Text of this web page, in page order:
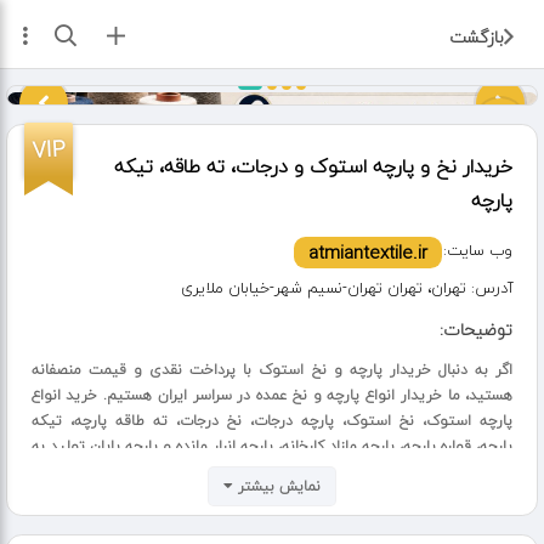
بازگشت ثبت آگهی
VIP
خریدار نخ و پارچه استوک و درجات، ته طاقه، تیکه
پارچه
:وب سایت atmiantextile.ir
آدرس: تهران، تهران تهران-نسیم شهر-خیابان ملایری
توضیحات:
اگر به دنبال خریدار پارچه و نخ استوک با پرداخت نقدی و قیمت منصفانه
هستید، ما خریدار انواع پارچه و نخ عمده در سراسر ایران هستیم. خرید انواع
پارچه استوک، نخ استوک، پارچه درجات، نخ درجات، ته طاقه پارچه، تیکه
پارچه، قواره پارچه، پارچه مازاد کارخانه، پارچه انبار مانده و پارچه پایان تولید به
فرقی ندارد بار شما شامل پارچه‌های تریکو، گردباف، تاری پودی، مانتویی،
نمایش بیشتر